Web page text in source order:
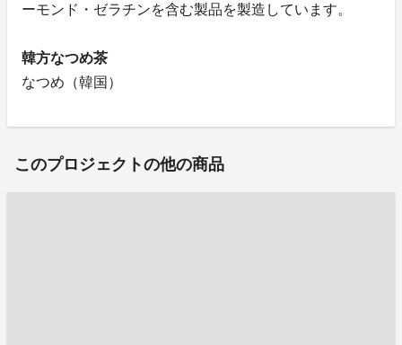
ーモンド・ゼラチンを含む製品を製造しています。
韓方なつめ茶
なつめ（韓国）
このプロジェクトの他の商品